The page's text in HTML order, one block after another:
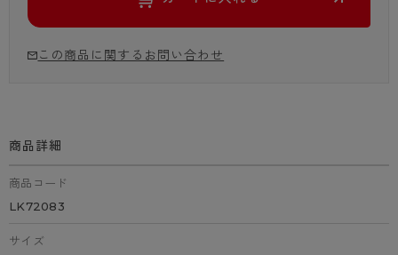
この商品に関するお問い合わせ
商品詳細
商品コード
LK72083
サイズ